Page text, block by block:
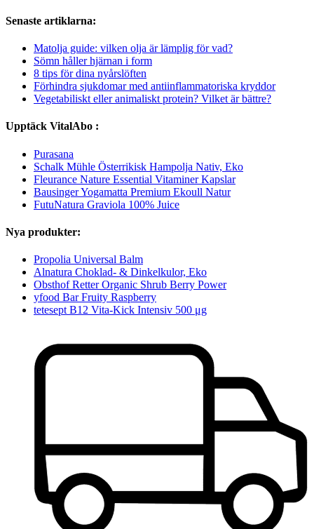
Senaste artiklarna:
Matolja guide: vilken olja är lämplig för vad?
Sömn håller hjärnan i form
8 tips för dina nyårslöften
Förhindra sjukdomar med antiinflammatoriska kryddor
Vegetabiliskt eller animaliskt protein? Vilket är bättre?
Upptäck VitalAbo :
Purasana
Schalk Mühle Österrikisk Hampolja Nativ, Eko
Fleurance Nature Essential Vitaminer Kapslar
Bausinger Yogamatta Premium Ekoull Natur
FutuNatura Graviola 100% Juice
Nya produkter:
Propolia Universal Balm
Alnatura Choklad- & Dinkelkulor, Eko
Obsthof Retter Organic Shrub Berry Power
yfood Bar Fruity Raspberry
tetesept B12 Vita-Kick Intensiv 500 μg